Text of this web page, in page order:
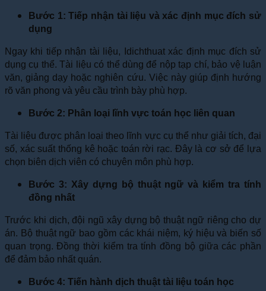
Bước 1: Tiếp nhận tài liệu và xác định mục đích sử
dụng
Ngay khi tiếp nhận tài liệu, Idichthuat xác định mục đích sử
dụng cụ thể. Tài liệu có thể dùng để nộp tạp chí, bảo vệ luận
văn, giảng dạy hoặc nghiên cứu. Việc này giúp định hướng
rõ văn phong và yêu cầu trình bày phù hợp.
Bước 2: Phân loại lĩnh vực toán học liên quan
Tài liệu được phân loại theo lĩnh vực cụ thể như giải tích, đại
số, xác suất thống kê hoặc toán rời rạc. Đây là cơ sở để lựa
chọn biên dịch viên có chuyên môn phù hợp.
Bước 3: Xây dựng bộ thuật ngữ và kiểm tra tính
đồng nhất
Trước khi dịch, đội ngũ xây dựng bộ thuật ngữ riêng cho dự
án. Bộ thuật ngữ bao gồm các khái niệm, ký hiệu và biến số
quan trọng. Đồng thời kiểm tra tính đồng bộ giữa các phần
để đảm bảo nhất quán.
Bước 4: Tiến hành dịch thuật tài liệu toán học